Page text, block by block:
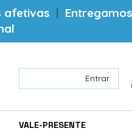
afetivas |
Entrar
VALE-PRESENTE